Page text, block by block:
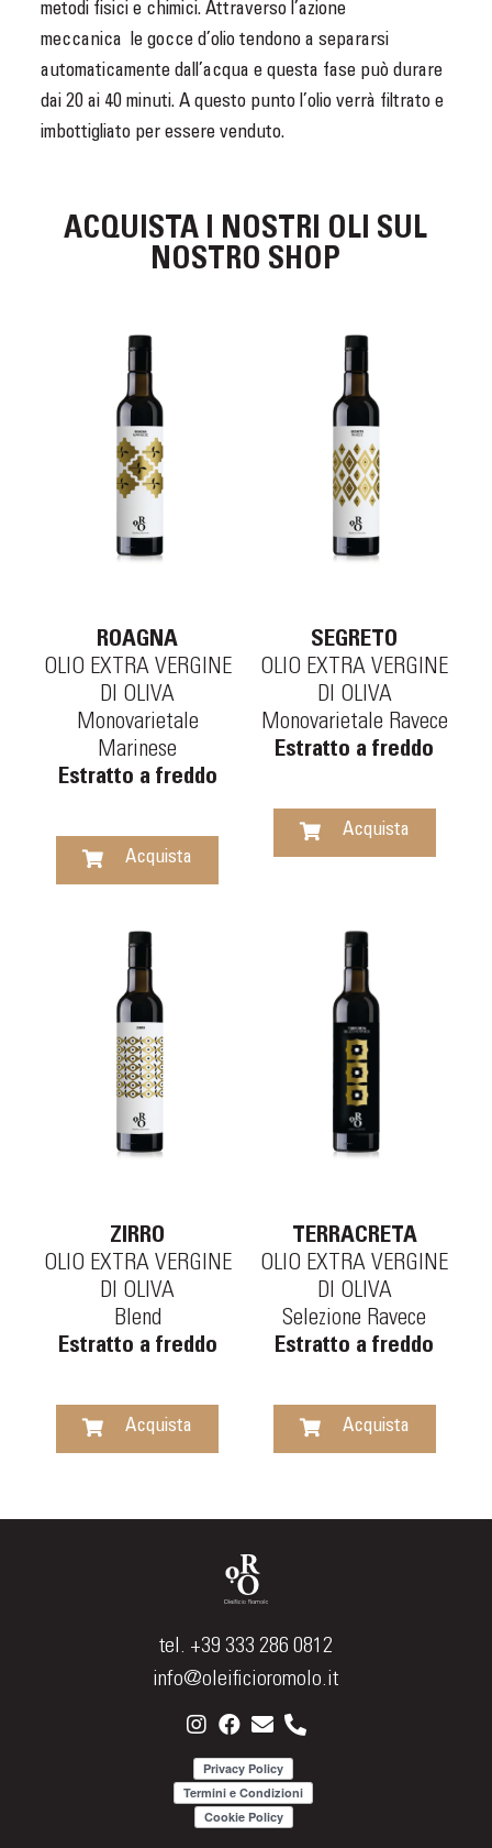
metodi fisici e chimici. Attraverso l’azione
meccanica le gocce d’olio tendono a separarsi
automaticamente dall’acqua e questa fase può durare
dai 20 ai 40 minuti. A questo punto l’olio verrà filtrato e
imbottigliato per essere venduto.
ACQUISTA I NOSTRI OLI SUL
NOSTRO SHOP
ROAGNA
OLIO EXTRA VERGINE
DI OLIVA
Monovarietale
Marinese
Estratto a freddo
Acquista
SEGRETO
OLIO EXTRA VERGINE
DI OLIVA
Monovarietale Ravece
Estratto a freddo
Acquista
ZIRRO
OLIO EXTRA VERGINE
DI OLIVA
Blend
Estratto a freddo
Acquista
TERRACRETA
OLIO EXTRA VERGINE
DI OLIVA
Selezione Ravece
Estratto a freddo
Acquista
tel. +39 333 286 0812
info@oleificioromolo.it